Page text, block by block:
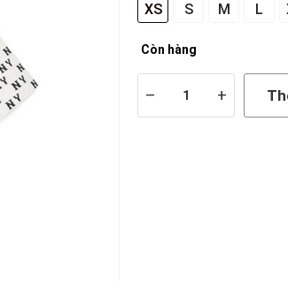
XS S M L
Còn hàng
– +